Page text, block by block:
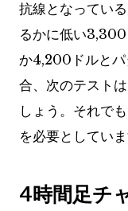
抗線となってい
るかに低い
か4,200ドルとパ
合、次のテスト
しょう。それで
を必要としていま
4時間足チ